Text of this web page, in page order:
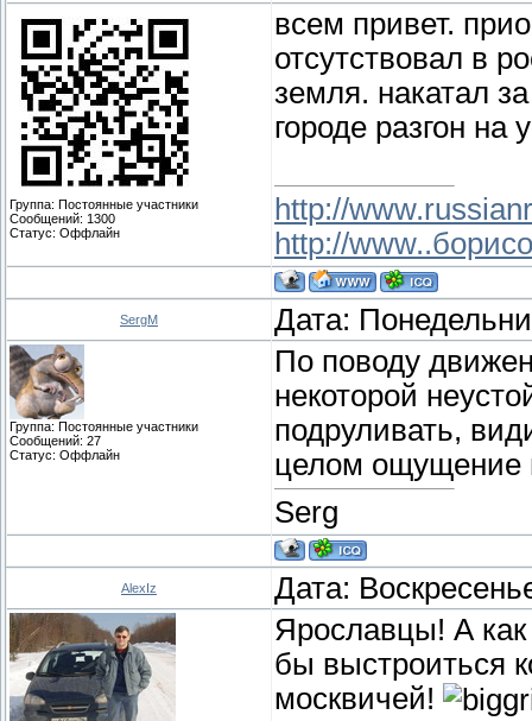
Группа: Постоянные участники
Сообщений: 1300
Статус: Оффлайн
всем привет.
отсутствовал в
земля. накатал
городе разгон на
http://
http://
SergM Дата:
Группа: Постоянные участники
Сообщений: 27
Статус: Оффлайн
По поводу
некоторой
подруливать,
целом ощущение
Serg
AlexIz
Дата:
Ярославцы! А как
бы выстроиться
москвичей!